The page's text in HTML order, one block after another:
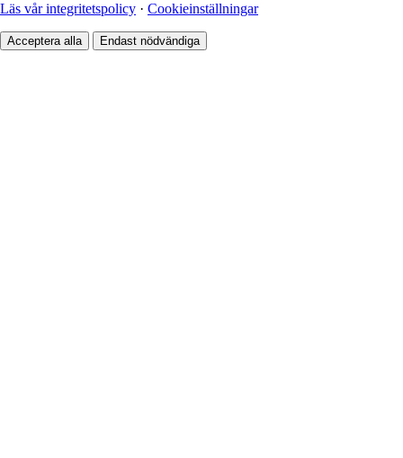
Läs vår integritetspolicy · Cookieinställningar
Acceptera alla Endast nödvändiga